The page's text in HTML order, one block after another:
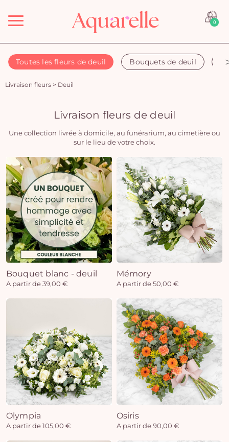
Menu 0
Toutes les fleurs de deuil Bouquets de deuil
Livraison fleurs > Deuil
Livraison fleurs de deuil
Une collection livrée à domicile, au funérarium, au cimetière ou
sur le lieu de votre choix.
Bouquet blanc - deuil
A partir de 39,00 €
Mémory
A partir de 50,00 €
Olympia
A partir de 105,00 €
Osiris
A partir de 90,00 €